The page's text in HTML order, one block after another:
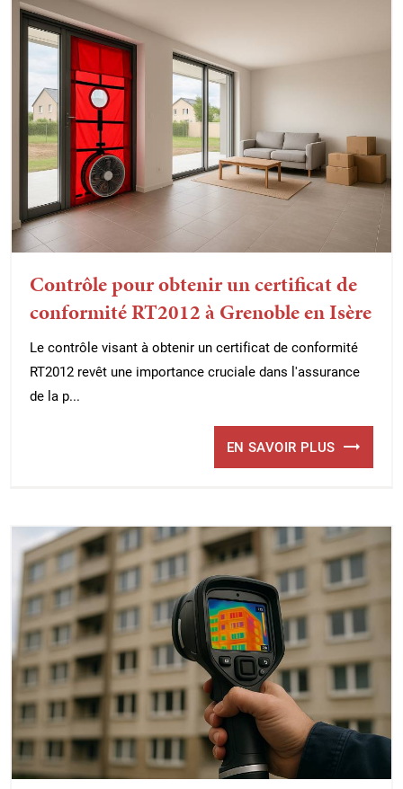
Contrôle pour obtenir un certificat de
conformité RT2012 à Grenoble en Isère
Le contrôle visant à obtenir un certificat de conformité
RT2012 revêt une importance cruciale dans l'assurance
de la p...
EN SAVOIR PLUS